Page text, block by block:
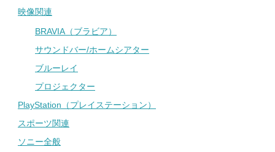
映像関連
BRAVIA（ブラビア）
サウンドバー/ホームシアター
ブルーレイ
プロジェクター
PlayStation（プレイステーション）
スポーツ関連
ソニー全般